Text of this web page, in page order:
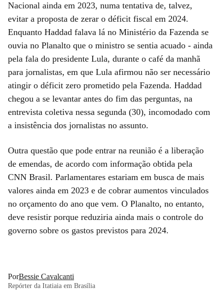
Nacional ainda em 2023, numa tentativa de, talvez,
evitar a proposta de zerar o déficit fiscal em 2024.
Enquanto Haddad falava lá no Ministério da Fazenda se
ouvia no Planalto que o ministro se sentia acuado - ainda
pela fala do presidente Lula, durante o café da manhã
para jornalistas, em que Lula afirmou não ser necessário
atingir o déficit zero prometido pela Fazenda. Haddad
chegou a se levantar antes do fim das perguntas, na
entrevista coletiva nessa segunda (30), incomodado com
a insistência dos jornalistas no assunto.
Outra questão que pode entrar na reunião é a liberação
de emendas, de acordo com informação obtida pela
CNN Brasil. Parlamentares estariam em busca de mais
valores ainda em 2023 e de cobrar aumentos vinculados
no orçamento do ano que vem. O Planalto, no entanto,
deve resistir porque reduziria ainda mais o controle do
governo sobre os gastos previstos para 2024.
PorBessie Cavalcanti
Repórter da Itatiaia em Brasília